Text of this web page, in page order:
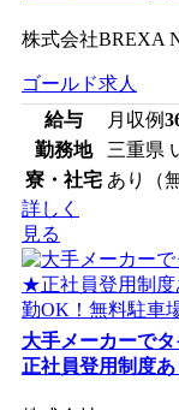
株式会社BREXA
ゴールド求人
給与
月収例
勤務地
三重県
寮・社宅 あり（
詳しく
見る
大手メーカーで
正社員登用制度あ